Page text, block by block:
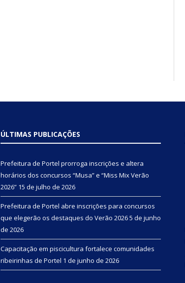
ÚLTIMAS PUBLICAÇÕES
Prefeitura de Portel prorroga inscrições e altera
horários dos concursos “Musa” e “Miss Mix Verão
2026” 15 de julho de 2026
Prefeitura de Portel abre inscrições para concursos
que elegerão os destaques do Verão 20265 de junho
de 2026
Capacitação em piscicultura fortalece comunidades
ribeirinhas de Portel 1 de junho de 2026